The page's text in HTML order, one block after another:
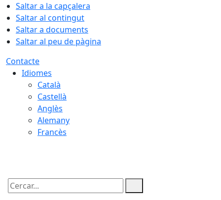
Saltar a la capçalera
Saltar al contingut
Saltar a documents
Saltar al peu de pàgina
Contacte
Idiomes
Català
Castellà
Anglès
Alemany
Francès
Cercar: